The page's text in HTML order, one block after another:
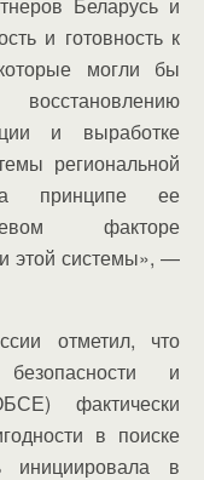
и готовность к
могли бы
восстановлению
и выработке
региональной
принципе ее
факторе
этой системы», —
отметил, что
и
фактически
в поиске
инициировала в